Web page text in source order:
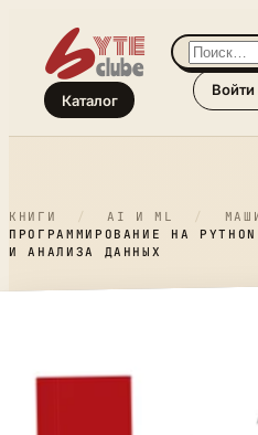
Каталог
КНИГИ / AI И ML /
ПРОГРАММИРОВАНИЕ НА
И АНАЛИЗА ДАННЫХ